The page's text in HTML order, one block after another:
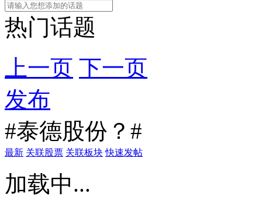
热门话题
上一页 下一页
发布
#泰德股份？#
最新 关联股票 关联板块 快速发帖
加载中...